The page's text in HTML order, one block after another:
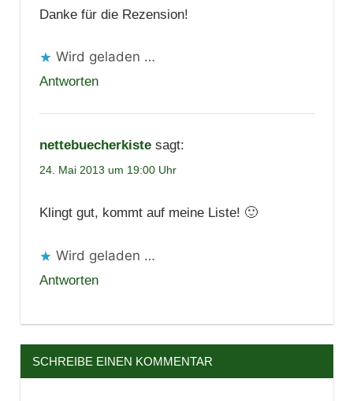
Danke für die Rezension!
Wird geladen …
Antworten
nettebuecherkiste sagt:
24. Mai 2013 um 19:00 Uhr
Klingt gut, kommt auf meine Liste! 🙂
Wird geladen …
Antworten
SCHREIBE EINEN KOMMENTAR